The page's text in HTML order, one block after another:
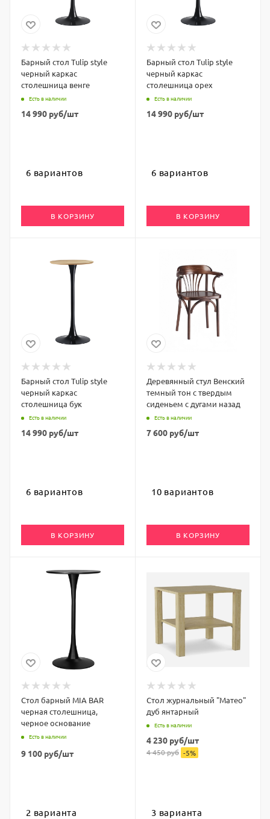
Барный стол Tulip style
черный каркас
столешница венге
Есть в наличии
14 990 руб/шт
6 вариантов
В КОРЗИНУ
Барный стол Tulip style
черный каркас
столешница орех
Есть в наличии
14 990 руб/шт
6 вариантов
В КОРЗИНУ
Барный стол Tulip style
черный каркас
столешница бук
Есть в наличии
14 990 руб/шт
6 вариантов
В КОРЗИНУ
Деревянный стул Венский
темный тон с твердым
сиденьем с дугами назад
Есть в наличии
7 600 руб/шт
10 вариантов
В КОРЗИНУ
Стол барный MIA BAR
черная столешница,
черное основание
Есть в наличии
9 100 руб/шт
2 варианта
Стол журнальный "Матео"
дуб янтарный
Есть в наличии
4 230 руб/шт
4 450руб -5%
3 варианта